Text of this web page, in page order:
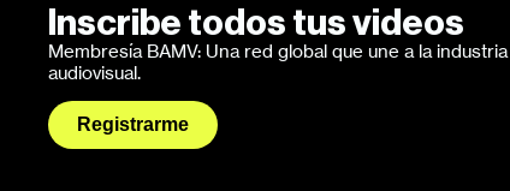
Inscribe todos tus videos
Membresía BAMV: Una red global que une a la
audiovisual.
Registrarme